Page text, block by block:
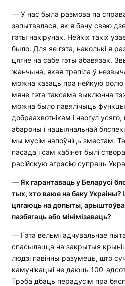
— У нас была размова па
запытвалася, як я бачу сваю
гэты накірунак. Нейкіх такіх
было. Для яе гэта, наколькі я
цягне на сабе гэты абавязак.
жанчына, якая трапіла ў
можна казаць пра нейкую ролю
мяне гэта таксама выключна
можна было павялічыць
добраахвотнікам і наогул
абароны і нацыянальнай
мы мусім напоўніць зместам.
пасада і сам кабінет былі
расійскую агрэсію супраць
— Як гарантаваць у Беларусі
тых, хто ваюе на баку Украіны?
цягаюць на допыты,
пазбягаць або мінімізаваць?
— Гэта вельмі адчувальнае
спасылацца на закрытыя
людзі павінны разумець, што
камунікацыі не даюць 100-
Трэба дбаць перадусім пра